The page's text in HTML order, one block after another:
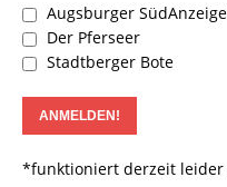
Augsburger
Der Pferseer
Stadtberger Bote
*funktioniert derzeit leider